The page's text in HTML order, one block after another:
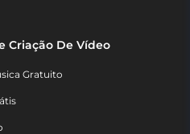
Criação De Vídeo
Gratuito